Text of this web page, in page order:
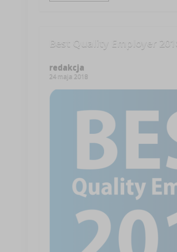
Best Quality Employer
redakcja
24 maja 2018